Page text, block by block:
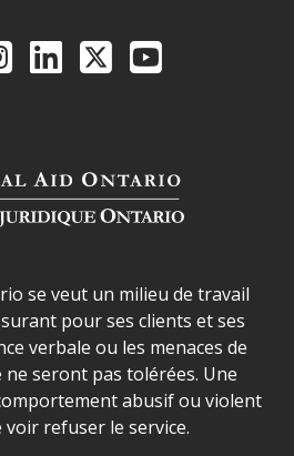
Legal Aid Ontario
Instagram
LinkedIn
X YouTube
dans les locaux d'AJO.
se veut un milieu de travail
pour ses clients et ses
verbale ou les menaces de
ne seront pas tolérées. Une
abusif ou violent
voir refuser le service.